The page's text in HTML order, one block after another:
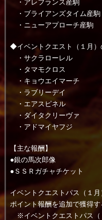
・アレフランス産駒
・ブライアンズタイム産駒
・ニューアプローチ産駒
◆イベントクエスト（１月）
・サクラローレル
・タマモクロス
・キョウエイマーチ
・ラブリーデイ
・エアスピネル
・ダイタクリーヴァ
・アドマイヤフジ
【主な報酬】
●銀の馬次郎像
●ＳＳＲガチャチケット
イベントクエストパス（１
ポイント報酬を追加で獲得す
※イベントクエストパス（